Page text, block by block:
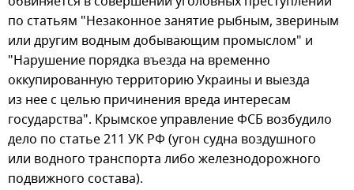
по статьям "Незаконное занятие рыбным, звериным
или другим водным добывающим промыслом" и
"Нарушение порядка въезда на временно
оккупированную территорию Украины и выезда
из нее с целью причинения вреда интересам
государства". Крымское управление ФСБ возбудило
дело по статье 211 УК РФ (угон судна воздушного
или водного транспорта либо железнодорожного
подвижного состава).